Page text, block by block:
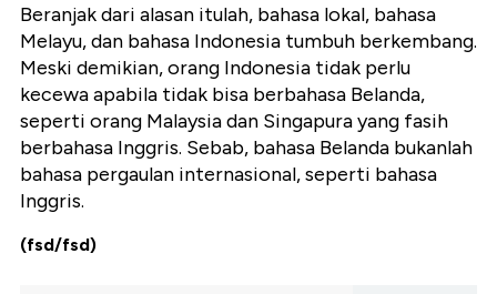
Beranjak dari alasan itulah, bahasa lokal, bahasa
Melayu, dan bahasa Indonesia tumbuh berkembang.
Meski demikian, orang Indonesia tidak perlu
kecewa apabila tidak bisa berbahasa Belanda,
seperti orang Malaysia dan Singapura yang fasih
berbahasa Inggris. Sebab, bahasa Belanda bukanlah
bahasa pergaulan internasional, seperti bahasa
Inggris.
(fsd/fsd)